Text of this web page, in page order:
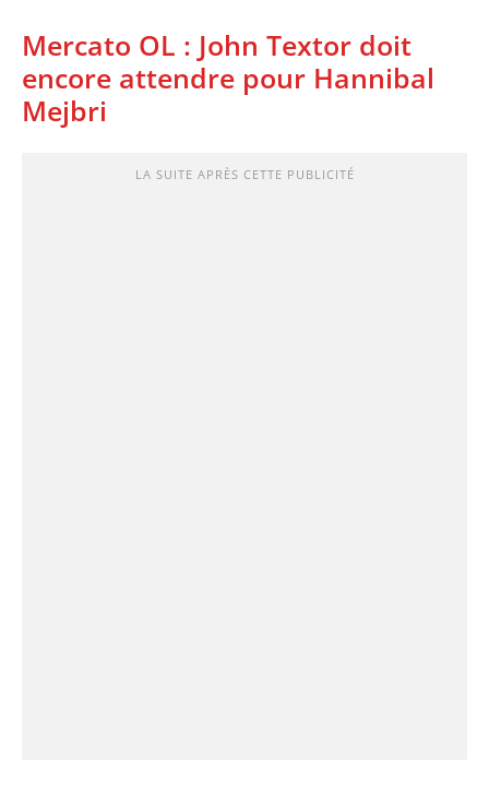
Mercato OL : John Textor doit
encore attendre pour Hannibal
Mejbri
LA SUITE APRÈS CETTE PUBLICITÉ